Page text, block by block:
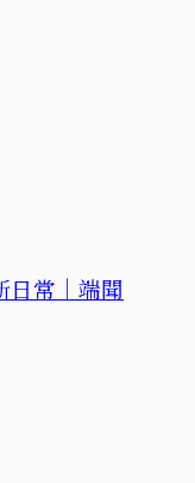
日常｜端聞